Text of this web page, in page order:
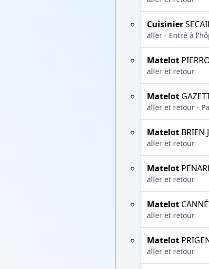
Cuisinier
aller - Entré à
Matelot
aller et retour
Matelot
aller et retour -
Matelot BRIEN
aller et retour
Matelot
aller et retour
Matelot
aller et retour
Matelot
aller et retour